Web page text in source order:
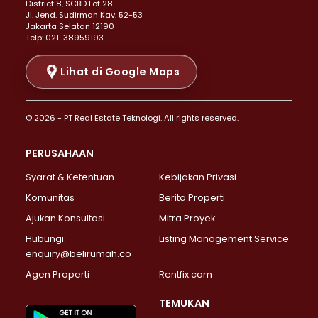
Properti Dijual di Senen >
Properti Dijual di Tanah Abang >
Properti Dijual di Cikini >
Properti Dijual di Kramat >
Properti Dijual di Pasar Baru >
Properti Dijual di Bendungan Hilir >
Properti Dijual di Jakarta Selatan >
Properti Dijual di Lebak Bulus >
Properti Dijual di Gandaria Selatan >
Properti Dijual di Pondok Labu >
Properti Dijual di Lenteng Agung >
Properti Dijual di Senayan >
Properti Dijual di Pondok Pinang >
Properti Dijual di Kebayoran Lama >
Properti Dijual di Kebayoran Baru >
District 8, SCBD Lot 28
JI. Jend. Sudirman Kav. 52-53
Jakarta Selatan 12190
Telp: 021-38959193
Lihat di Google Maps
© 2026 - PT Real Estate Teknologi. All rights reserved.
PERUSAHAAN
Syarat & Ketentuan
Kebijakan Privasi
Komunitas
Berita Properti
Ajukan Konsultasi
Mitra Proyek
Hubungi:
enquiry@belirumah.co
Listing Management Service
Agen Properti Rentfix.com
TEMUKAN